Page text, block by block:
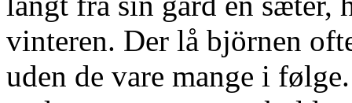
vinteren. Der lå björnen
uden de vare mange i